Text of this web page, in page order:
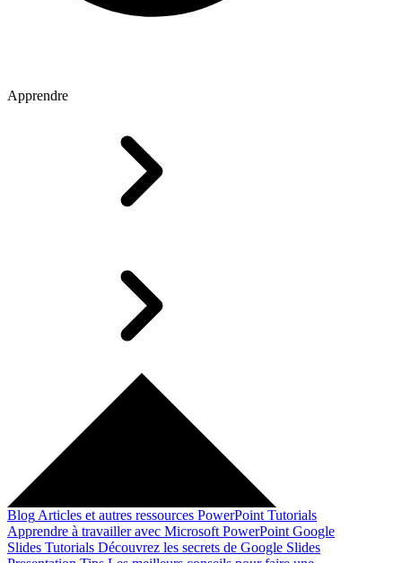
Apprendre
Blog Articles et autres ressources PowerPoint Tutorials
Apprendre à travailler avec Microsoft PowerPoint Google
Slides Tutorials Découvrez les secrets de Google Slides